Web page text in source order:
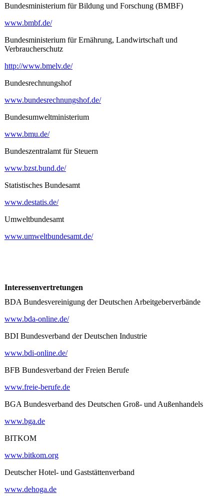
Bundesministerium für Bildung und Forschung (BMBF)
www.bmbf.de/
Bundesministerium für Ernährung, Landwirtschaft und
Verbraucherschutz
http://www.bmelv.de/
Bundesrechnungshof
www.bundesrechnungshof.de/
Bundesumweltministerium
www.bmu.de/
Bundeszentralamt für Steuern
www.bzst.bund.de/
Statistisches Bundesamt
www.destatis.de/
Umweltbundesamt
www.umweltbundesamt.de/
Interessenvertretungen
BDA Bundesvereinigung der Deutschen Arbeitgeberverbände
www.bda-online.de/
BDI Bundesverband der Deutschen Industrie
www.bdi-online.de/
BFB Bundesverband der Freien Berufe
www.freie-berufe.de
BGA Bundesverband des Deutschen Groß- und Außenhandels
www.bga.de
BITKOM
www.bitkom.org
Deutscher Hotel- und Gaststättenverband
www.dehoga.de